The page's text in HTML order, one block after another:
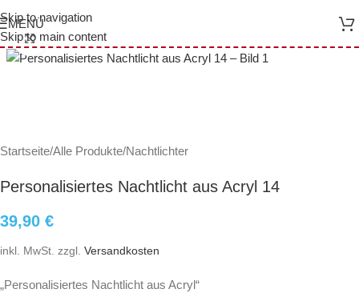
Skip to navigation
Skip to main content
MENÜ
Click to enlarge
Startseite/Alle Produkte/Nachtlichter
Personalisiertes Nachtlicht aus Acryl 14
39,90 €
inkl. MwSt. zzgl. Versandkosten
„Personalisiertes Nachtlicht aus Acryl“